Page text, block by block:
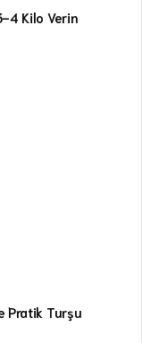
4 Kilo Verin
Pratik Turşu